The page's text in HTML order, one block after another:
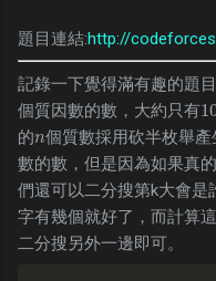
題目連結:http://
記錄一下覺得滿有趣的題
個質因數的數，大約只有
的n
n個質數採用砍半枚舉
數的數，但是因為如果真
們還可以二分搜第k大會是
字有幾個就好了，而計算
二分搜另外一邊即可。